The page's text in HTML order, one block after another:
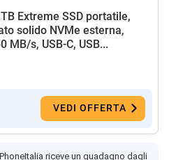
Extreme SSD portatile,
solido NVMe esterna,
MB/s, USB-C, USB...
VEDI OFFERTA
riceve un guadagno dagli